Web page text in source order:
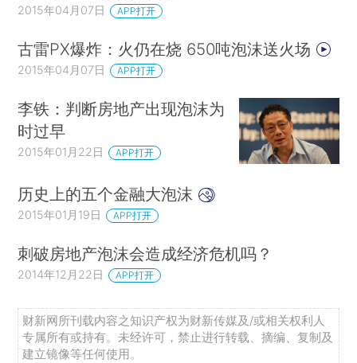
2015年04月07日 APP打开
古雷PX爆炸：火仍在烧 650吨泡沫送火场
2015年04月07日 APP打开
李铁：判断房地产出现泡沫为
时过早
2015年01月22日 APP打开
历史上的五个金融大泡沫
2015年01月19日 APP打开
刺破房地产泡沫会造成经济危机吗？
2014年12月22日 APP打开
财新网所刊载内容之知识产权为财新传媒及/或相关权利人
专属所有或持有。未经许可，禁止进行转载、摘编、复制及
建立镜像等任何使用。